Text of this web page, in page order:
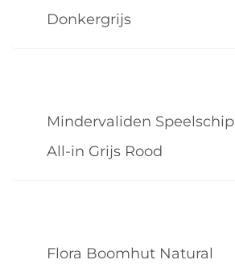
Donkergrijs
Mindervaliden Speelschip
All-in Grijs Rood
Flora Boomhut Natural